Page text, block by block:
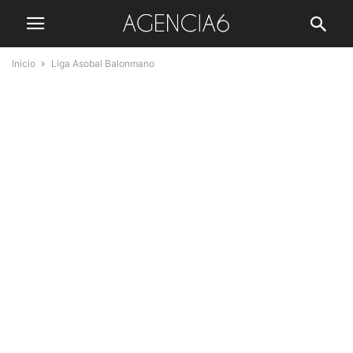
Inicio Liga Asobal Balonmano